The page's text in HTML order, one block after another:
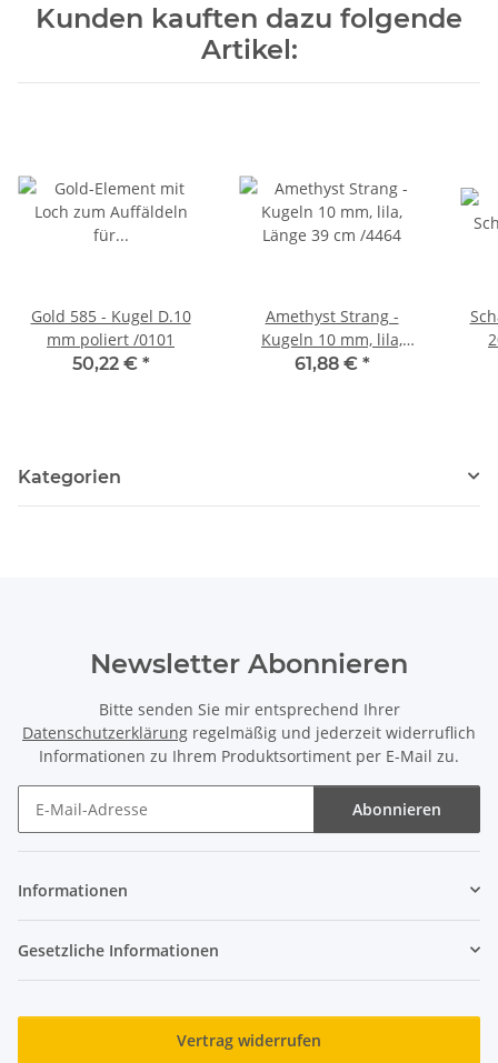
Kunden kauften dazu folgende
Artikel:
Gold 585 - Kugel D.10
mm poliert /0101
50,22 € *
Amethyst Strang -
Kugeln 10 mm, lila,
Länge 39 cm /4464
61,88 € *
Kategorien
Newsletter Abonnieren
Bitte senden Sie mir entsprechend Ihrer
Datenschutzerklärung regelmäßig und jederzeit widerruflich
Informationen zu Ihrem Produktsortiment per E-Mail zu.
Abonnieren
Informationen
Gesetzliche Informationen
Vertrag widerrufen